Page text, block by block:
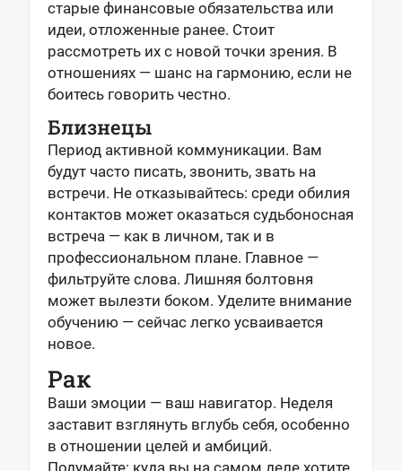
старые финансовые обязательства или
идеи, отложенные ранее. Стоит
рассмотреть их с новой точки зрения. В
отношениях — шанс на гармонию, если не
боитесь говорить честно.
Близнецы
Период активной коммуникации. Вам
будут часто писать, звонить, звать на
встречи. Не отказывайтесь: среди обилия
контактов может оказаться судьбоносная
встреча — как в личном, так и в
профессиональном плане. Главное —
фильтруйте слова. Лишняя болтовня
может вылезти боком. Уделите внимание
обучению — сейчас легко усваивается
новое.
Рак
Ваши эмоции — ваш навигатор. Неделя
заставит взглянуть вглубь себя, особенно
в отношении целей и амбиций.
Подумайте: куда вы на самом деле хотите